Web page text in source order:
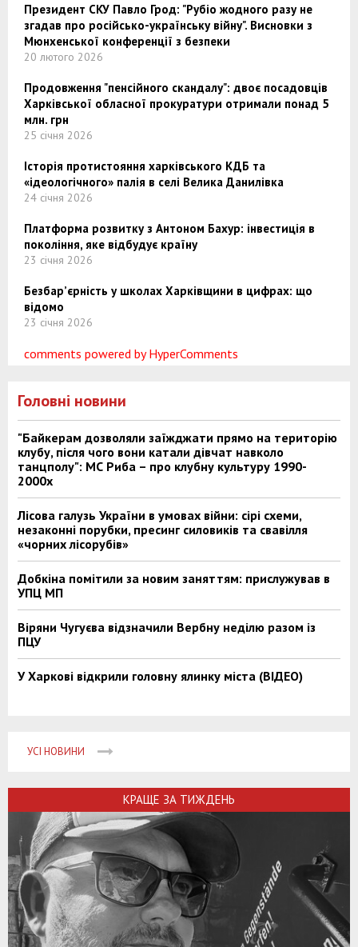
Президент СКУ Павло Грод: "Рубіо жодного разу не
згадав про російсько-українську війну". Висновки з
Мюнхенської конференції з безпеки
20 лютого 2026
Продовження "пенсійного скандалу": двоє посадовців
Харківської обласної прокуратури отримали понад 5
млн. грн
25 січня 2026
Історія протистояння харківського КДБ та
«ідеологічного» палія в селі Велика Данилівка
24 січня 2026
Платформа розвитку з Антоном Бахур: інвестиція в
покоління, яке відбудує країну
23 січня 2026
Безбар’єрність у школах Харківщини в цифрах: що
відомо
23 січня 2026
comments powered by HyperComments
Головні новини
"Байкерам дозволяли заїжджати прямо на територію
клубу, після чого вони катали дівчат навколо
танцполу": МС Риба – про клубну культуру 1990-
2000х
Лісова галузь України в умовах війни: сірі схеми,
незаконні порубки, пресинг силовиків та свавілля
«чорних лісорубів»
Добкіна помітили за новим заняттям: прислужував в
УПЦ МП
Віряни Чугуєва відзначили Вербну неділю разом із
ПЦУ
У Харкові відкрили головну ялинку міста (ВІДЕО)
УСІ НОВИНИ
КРАЩЕ ЗА ТИЖДЕНЬ